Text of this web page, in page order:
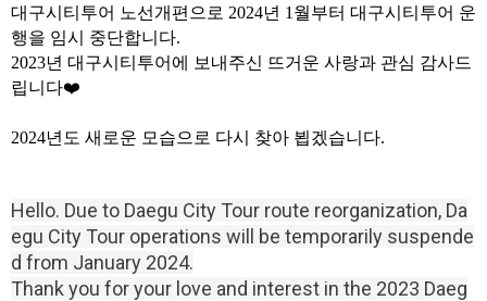
대구시티투어 노선개편으로 2024년 1월부터 대구시티투어 운
행을 임시 중단합니다.
2023년 대구시티투어에 보내주신 뜨거운 사랑과 관심 감사드
립니다❤️
2024년도 새로운 모습으로 다시 찾아 뵙겠습니다.
Hello. Due to Daegu City Tour route reorganization, Da
egu City Tour operations will be temporarily suspende
d from January 2024.
Thank you for your love and interest in the 2023 Daeg